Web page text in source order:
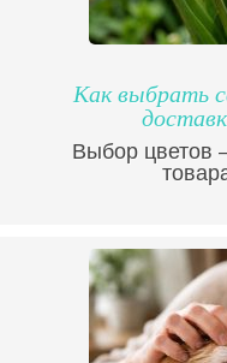
Как выбрать
Выбор цветов